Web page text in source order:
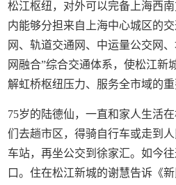
松江枢纽，对外可以完备上海西
内能够分担来自上海中心城区的
网、轨道交通网、中运量公交网
网融合”综合交通体系，使松江新
解虹桥枢纽压力、服务全市域的重
75岁的陆德仙，一直和家人生活
们去趟市区，得骑自行车或走到
车站，再坐公交到徐家汇。如今
口。住在松江新城的谢慧告诉《